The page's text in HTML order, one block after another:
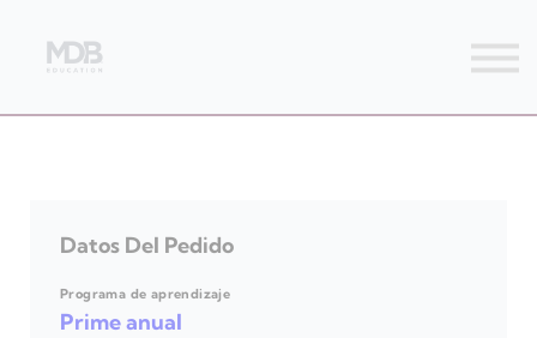
Datos Del Pedido
Programa de aprendizaje
Prime anual